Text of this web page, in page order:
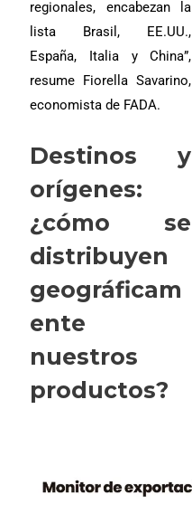
regionales, encabezan la
lista Brasil, EE.UU.,
España, Italia y China”,
resume Fiorella Savarino,
economista de FADA.
Destinos y
orígenes:
¿cómo se
distribuyen
geográficam
ente
nuestros
productos?